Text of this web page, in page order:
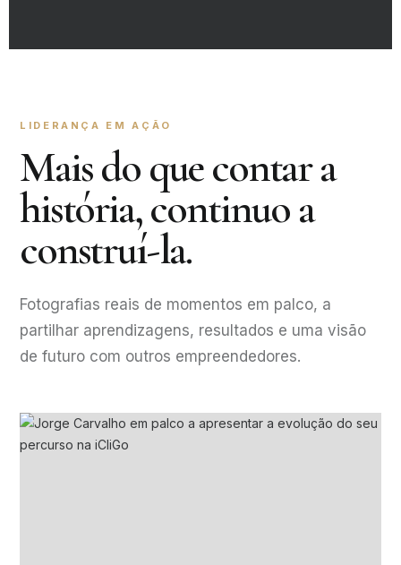
LIDERANÇA EM AÇÃO
Mais do que contar a
história, continuo a
construí-la.
Fotografias reais de momentos em palco, a
partilhar aprendizagens, resultados e uma visão
de futuro com outros empreendedores.